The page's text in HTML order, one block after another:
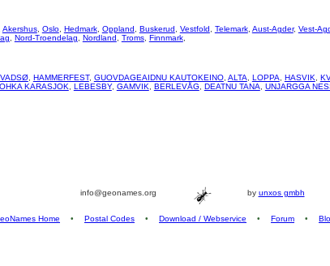
Akershus, Oslo, Hedmark, Oppland Buskerud Vestfold Telemark, Aust-Agder, Vest-
Nord-Troendelag Nordland Troms, Finnmark,
VADSØ, HAMMERFEST, GUOVDAGEAIDNU KAUTOKEINO, ALTA LOPPA HASVIK
KARASJOK
LEBESBY, GAMVIK BERLEVÅG DEATNU TANA UNJARGGA
info@geonames.org by unxos gmbh
Home • Postal Codes • Download / Webservice • Forum •